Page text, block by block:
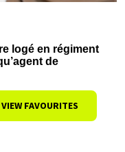
logé en régiment
de
VIEW FAVOURITES